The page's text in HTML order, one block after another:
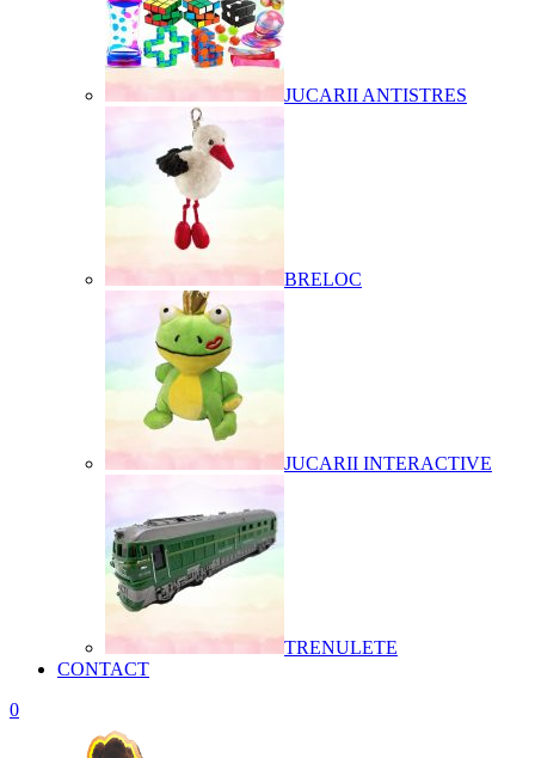
JUCARII ANTISTRES
BRELOC
JUCARII INTERACTIVE
TRENULETE
CONTACT
0